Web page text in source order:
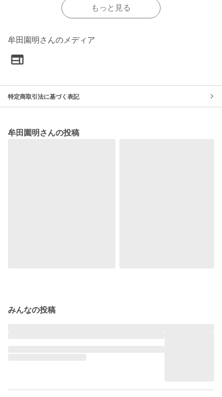
もっと見る
牟田園明さんのメディア
特定商取引法に基づく表記
牟田園明さんの投稿
みんなの投稿